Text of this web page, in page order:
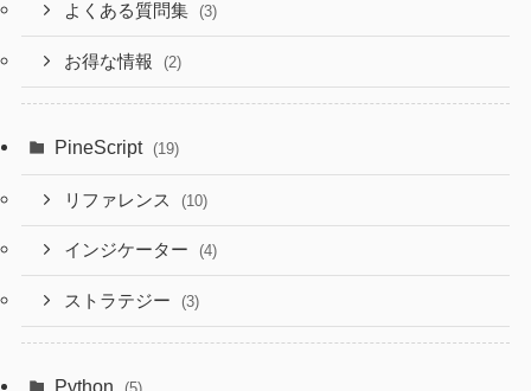
よくある質問集 (3)
お得な情報 (2)
PineScript (19)
リファレンス (10)
インジケーター (4)
ストラテジー (3)
Python